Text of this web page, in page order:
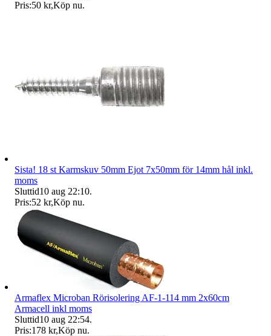
Pris:50 kr,Köp nu.
Sista! 18 st Karmskuv 50mm Ejot 7x50mm för 14mm hål inkl.
moms
Sluttid10 aug 22:10.
Pris:52 kr,Köp nu.
Armaflex Microban Rörisolering AF-1-114 mm 2x60cm
Armacell inkl moms
Sluttid10 aug 22:54.
Pris:178 kr,Köp nu.